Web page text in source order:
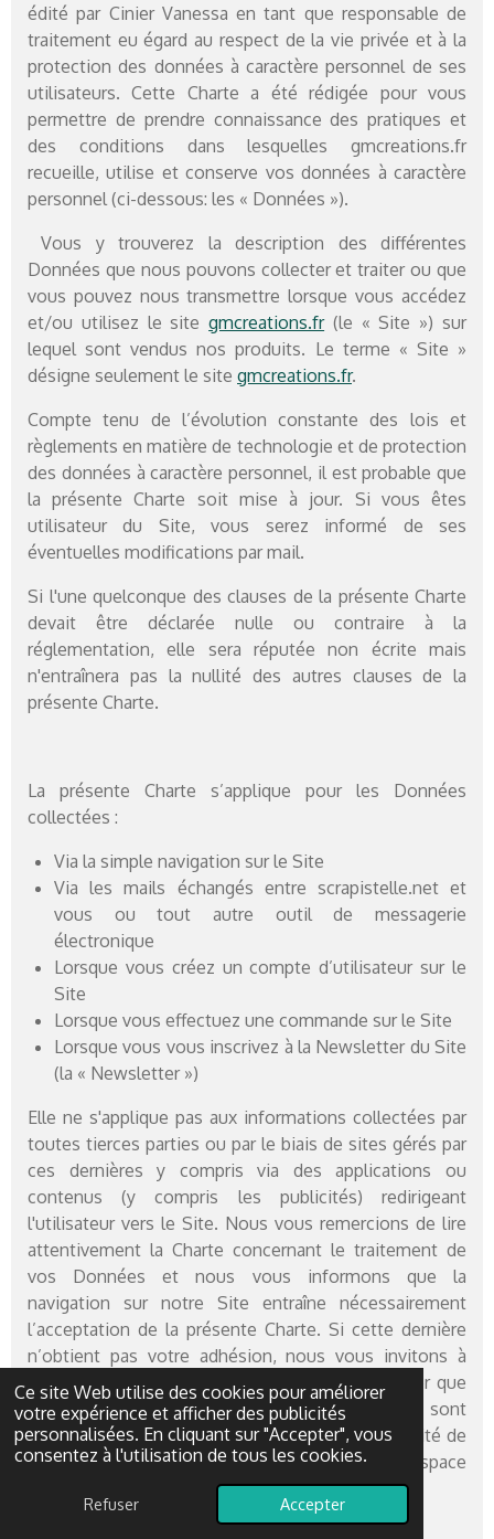
Ce site Web utilise des cookies pour améliorer
votre expérience et afficher des publicités
personnalisées. En cliquant sur "Accepter", vous
consentez à l'utilisation de tous les cookies.
Refuser Accepter
édité par Cinier Vanessa en tant que responsable de
traitement eu égard au respect de la vie privée et à la
protection des données à caractère personnel de ses
utilisateurs. Cette Charte a été rédigée pour vous
permettre de prendre connaissance des pratiques et
des conditions dans lesquelles gmcreations.fr
recueille, utilise et conserve vos données à caractère
personnel (ci-dessous: les « Données »).
Vous y trouverez la description des différentes
Données que nous pouvons collecter et traiter ou que
vous pouvez nous transmettre lorsque vous accédez
et/ou utilisez le sitegmcreations.fr(le « Site ») sur
lequel sont vendus nos produits. Le terme « Site »
désigne seulement le site gmcreations.fr.
Compte tenu de l’évolution constante des lois et
règlements en matière de technologie et de protection
des données à caractère personnel, il est probable que
la présente Charte soit mise à jour. Si vous êtes
utilisateur du Site, vous serez informé de ses
éventuelles modifications par mail.
Si l'une quelconque des clauses de la présente Charte
devait être déclarée nulle ou contraire à la
réglementation, elle sera réputée non écrite mais
n'entraînera pas la nullité des autres clauses de la
présente Charte.
La présente Charte s’applique pour les Données
collectées :
Via la simple navigation sur le Site
Via les mails échangés entre scrapistelle.net et
vous ou tout autre outil de messagerie
électronique
Lorsque vous créez un compte d’utilisateur sur le
Site
Lorsque vous effectuez une commande sur le Site
Lorsque vous vous inscrivez à la Newsletter du Site
(la « Newsletter »)
Elle ne s'applique pas aux informations collectées par
toutes tierces parties ou par le biais de sites gérés par
ces dernières y compris via des applications ou
contenus (y compris les publicités) redirigeant
l'utilisateur vers le Site. Nous vous remercions de lire
attentivement la Charte concernant le traitement de
vos Données et nous vous informons que la
navigation sur notre Site entraîne nécessairement
l’acceptation de la présente Charte. Si cette dernière
n’obtient pas votre adhésion, nous vous invitons à
quitter notre Site. Il vous appartient de contrôler que
les Données communiquées à Scrapistelle.net sont
conformes. Le cas échéant, vous avez la possibilité de
les corriger et de les mettre à jour depuis votre espace